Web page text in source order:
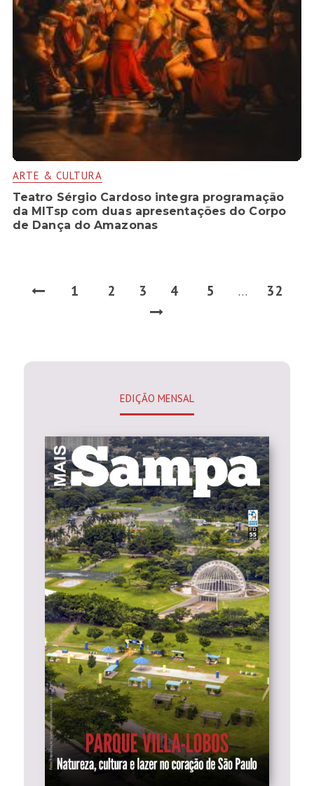
ARTE & CULTURA
Teatro Sérgio Cardoso integra programação
da MITsp com duas apresentações do Corpo
de Dança do Amazonas
1 2 3 4 5 … 32
EDIÇÃO MENSAL